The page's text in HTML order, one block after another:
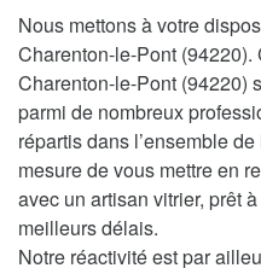
Nous mettons à votre
Charenton-le-Pont
Charenton-le-Pont (94220)
parmi de nombreux
répartis dans l’ensemble
mesure de vous mettre en
avec un artisan vitrier, prêt
meilleurs délais.
Notre réactivité est par